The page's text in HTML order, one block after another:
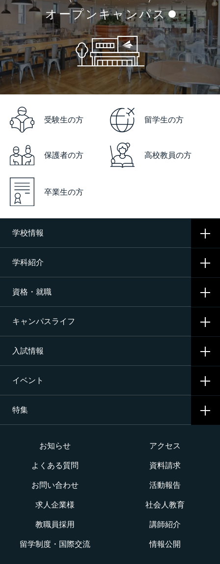
オープンキャンパス
受験生の方 留学生の方
保護者の方 高校教員の方
卒業生の方
学校情報
学校概要
沿革
施設・設備
学科紹介
CNAの3つの学科
航空整備科
エアライン（ANA・JAL）整備士養成コース
二等航空整備士コース［ヘリコプタータービン専攻］
構造整備・製造コース
エアポートサービス科
グランドハンドリングコース
資格・就職
資格サポート・めざす資格
就職サポート・内定先
就職活動
キャンパスライフ
学校生活
寮生活
入試情報
入試要項・出願・会場
学費・奨学金・教育ローン
イベント
イベント一覧
イベントカレンダー
オープンキャンパス
航空教室
オンライン相談会
特集
大学か専門学校か
航空整備士になるには？
授業を動画チェック
お知らせ アクセス
よくある質問 資料請求
お問い合わせ 活動報告
求人企業様 社会人教育
教職員採用 講師紹介
留学制度・国際交流 情報公開